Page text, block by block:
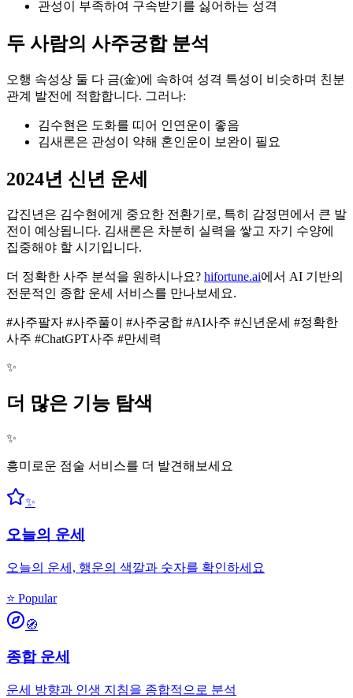
관성이 부족하여 구속받기를 싫어하는 성격
두 사람의 사주궁합 분석
오행 속성상 둘 다 금(金)에 속하여 성격 특성이 비슷하며 친분
관계 발전에 적합합니다. 그러나:
김수현은 도화를 띠어 인연운이 좋음
김새론은 관성이 약해 혼인운이 보완이 필요
2024년 신년 운세
갑진년은 김수현에게 중요한 전환기로, 특히 감정면에서 큰 발
전이 예상됩니다. 김새론은 차분히 실력을 쌓고 자기 수양에
집중해야 할 시기입니다.
더 정확한 사주 분석을 원하시나요? hifortune.ai에서 AI 기반의
전문적인 종합 운세 서비스를 만나보세요.
#사주팔자 #사주풀이 #사주궁합 #AI사주 #신년운세 #정확한
사주 #ChatGPT사주 #만세력
✨
더 많은 기능 탐색
✨
흥미로운 점술 서비스를 더 발견해보세요
✨
오늘의 운세
오늘의 운세, 행운의 색깔과 숫자를 확인하세요
⭐ Popular
🧭
종합 운세
운세 방향과 인생 지침을 종합적으로 분석